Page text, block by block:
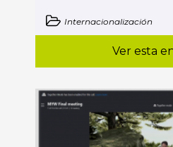
Internacionalización
Ver esta